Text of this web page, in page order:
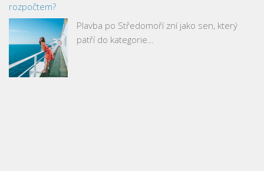
rozpočtem?
Plavba po Středomoří zní jako sen, který
patří do kategorie…